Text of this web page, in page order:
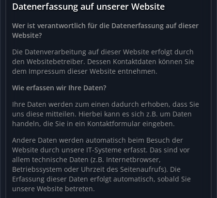
Datenerfassung auf unserer Website
Wer ist verantwortlich für die Datenerfassung auf dieser
Website?
Die Datenverarbeitung auf dieser Website erfolgt durch
den Websitebetreiber. Dessen Kontaktdaten können Sie
dem Impressum dieser Website entnehmen.
Wie erfassen wir Ihre Daten?
Ihre Daten werden zum einen dadurch erhoben, dass Sie
uns diese mitteilen. Hierbei kann es sich z.B. um Daten
handeln, die Sie in ein Kontaktformular eingeben.
Andere Daten werden automatisch beim Besuch der
Website durch unsere IT-Systeme erfasst. Das sind vor
allem technische Daten (z.B. Internetbrowser,
Betriebssystem oder Uhrzeit des Seitenaufrufs). Die
Erfassung dieser Daten erfolgt automatisch, sobald Sie
unsere Website betreten.